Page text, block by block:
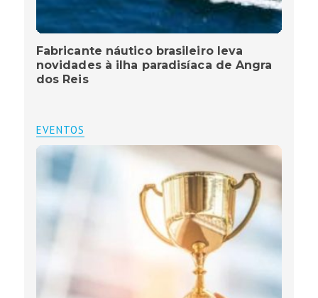
Fabricante náutico brasileiro leva
novidades à ilha paradisíaca de Angra
dos Reis
EVENTOS